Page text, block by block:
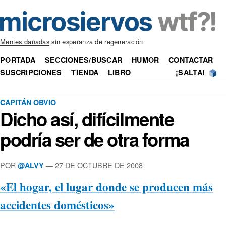
Mentes dañadas sin esperanza de regeneración
PORTADA SECCIONES/BUSCAR HUMOR
CONTACTAR
SUSCRIPCIONES
TIENDA LIBRO ¡SALTA!
CAPITÁN OBVIO
Dicho así, difícilmente
podría ser de otra forma
POR @ALVY —27 DE OCTUBRE DE 2008
«El hogar, el lugar donde se producen más
accidentes domésticos»